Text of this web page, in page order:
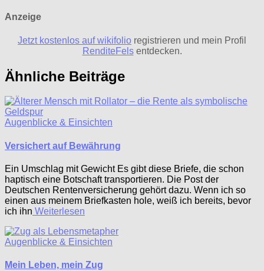
Anzeige
Jetzt kostenlos auf wikifolio registrieren und mein Profil
RenditeFelsentdecken.
Ähnliche Beiträge
Augenblicke & Einsichten
Versichert auf Bewährung
Ein Umschlag mit Gewicht Es gibt diese Briefe, die schon
haptisch eine Botschaft transportieren. Die Post der
Deutschen Rentenversicherung gehört dazu. Wenn ich so
einen aus meinem Briefkasten hole, weiß ich bereits, bevor
ich ihn Weiterlesen
Augenblicke & Einsichten
Mein Leben, mein Zug